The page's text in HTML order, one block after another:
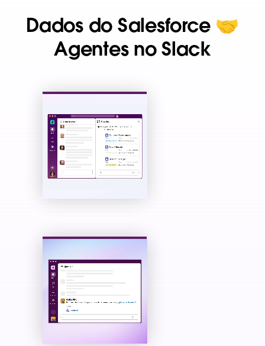
Dados do Salesforce 🤝
Agentes no Slack